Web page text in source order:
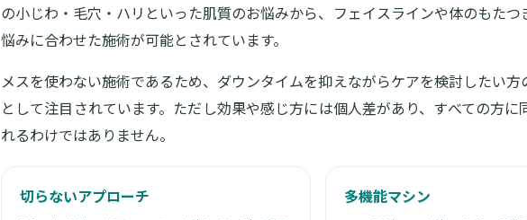
の小じわ・毛穴・ハリといった肌質のお悩みから、フェイスラインや体のもたつ
悩みに合わせた施術が可能とされています。
メスを使わない施術であるため、ダウンタイムを抑えながらケアを検討したい方
として注目されています。ただし効果や感じ方には個人差があり、すべての方に
れるわけではありません。
切らないアプローチ 多機能マシン